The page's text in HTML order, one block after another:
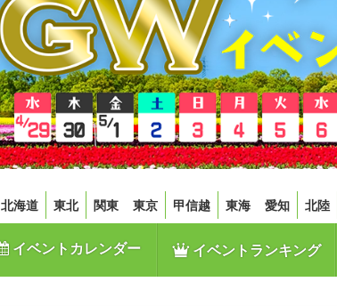
北海道 東北 関東 東京 甲信越 東海 愛知 北陸
イベントカレンダー イベントランキング